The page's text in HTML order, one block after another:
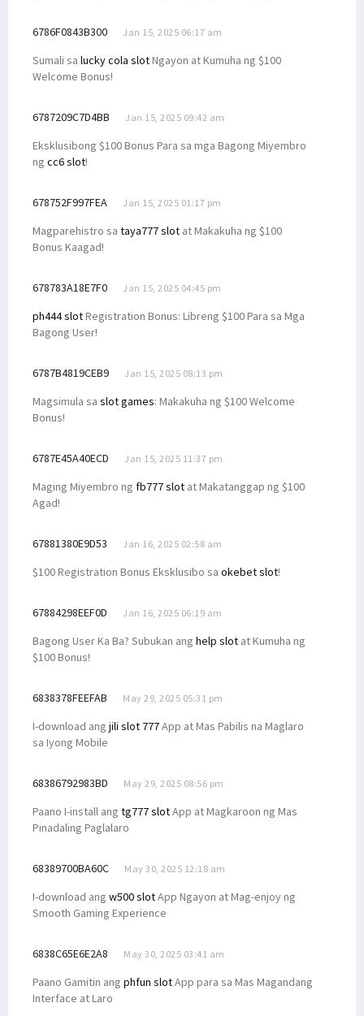
6786F0843B300 Jan 15, 2025 06:17 am
Sumali sa lucky cola slotNgayon at Kumuha ng $100
Welcome Bonus!
6787209C7D4BB Jan 15, 2025 09:42 am
Eksklusibong $100 Bonus Para sa mga Bagong Miyembro
ng cc6 slot!
678752F997FEA Jan 15, 2025 01:17 pm
Magparehistro sa taya777 slot at Makakuha ng $100
Bonus Kaagad!
678783A18E7F0 Jan 15, 2025 04:45 pm
ph444 slotRegistration Bonus: Libreng $100 Para sa Mga
Bagong User!
6787B4819CEB9 Jan 15, 2025 08:13 pm
Magsimula sa slot games: Makakuha ng $100 Welcome
Bonus!
6787E45A40ECD Jan 15, 2025 11:37 pm
Maging Miyembro ng fb777 slot at Makatanggap ng $100
Agad!
67881380E9D53 Jan 16, 2025 02:58 am
$100 Registration Bonus Eksklusibo sa okebet slot!
67884298EEF0D Jan 16, 2025 06:19 am
Bagong User Ka Ba? Subukan ang help slot at Kumuha ng
$100 Bonus!
6838378FEEFAB May 29, 2025 05:31 pm
I-download ang jili slot 777App at Mas Pabilis na Maglaro
sa Iyong Mobile
68386792983BD May 29, 2025 08:56 pm
Paano I-install ang tg777 slotApp at Magkaroon ng Mas
Pinadaling Paglalaro
68389700BA60C May 30, 2025 12:18 am
I-download ang w500 slotApp Ngayon at Mag-enjoy ng
Smooth Gaming Experience
6838C65E6E2A8 May 30, 2025 03:41 am
Paano Gamitin ang phfun slotApp para sa Mas Magandang
Interface at Laro